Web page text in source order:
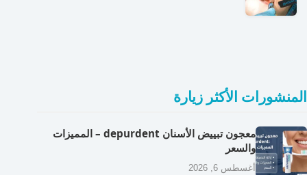
المنشورات الأكثر زيارة
معجون تبييض الأسنان depurdent – المميزات
والسعر
أغسطس 6, 2026